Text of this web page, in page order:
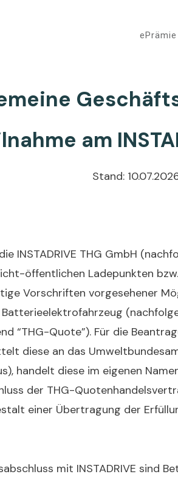
am
Stand:
THG GmbH
öffentlichen Ladepunkten
Vorschriften vorgesehener
“THG-Quote”). Für die
diese an das
handelt diese im eigenen
der THG-
einer Übertragung der
mit INSTADRIVE sind